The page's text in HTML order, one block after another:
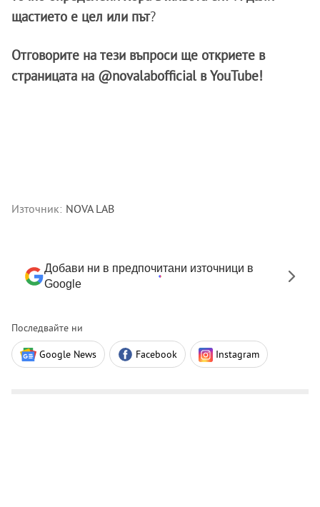
щастието е цел или път?
Отговорите на тези въпроси ще откриете в
страницата на @novalabofficial в YouTube!
Източник: NOVA LAB
Добави ни в предпочитани източници в
Google
Последвайте ни
Google News Facebook Instagram